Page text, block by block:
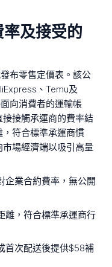
及接受的
布零售定價表。該公
、Temu及
向消費者的運輸帳
接觸承運商的費率結
符合標準承運商慣
場經濟端以吸引高量
企業合約費率，無公開
離，符合標準承運商行
首次配送後提供$58補